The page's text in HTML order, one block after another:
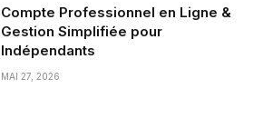
Compte Professionnel en Ligne &
Gestion Simplifiée pour
Indépendants
MAI 27, 2026